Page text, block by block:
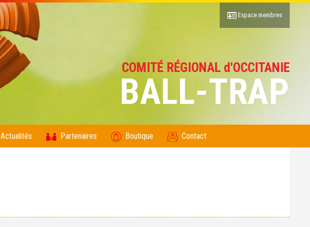
COMITÉ RÉGIONAL d'OCCITANIE
BALL-TRAP
Espace membres
Actualités Partenaires Boutique Contact